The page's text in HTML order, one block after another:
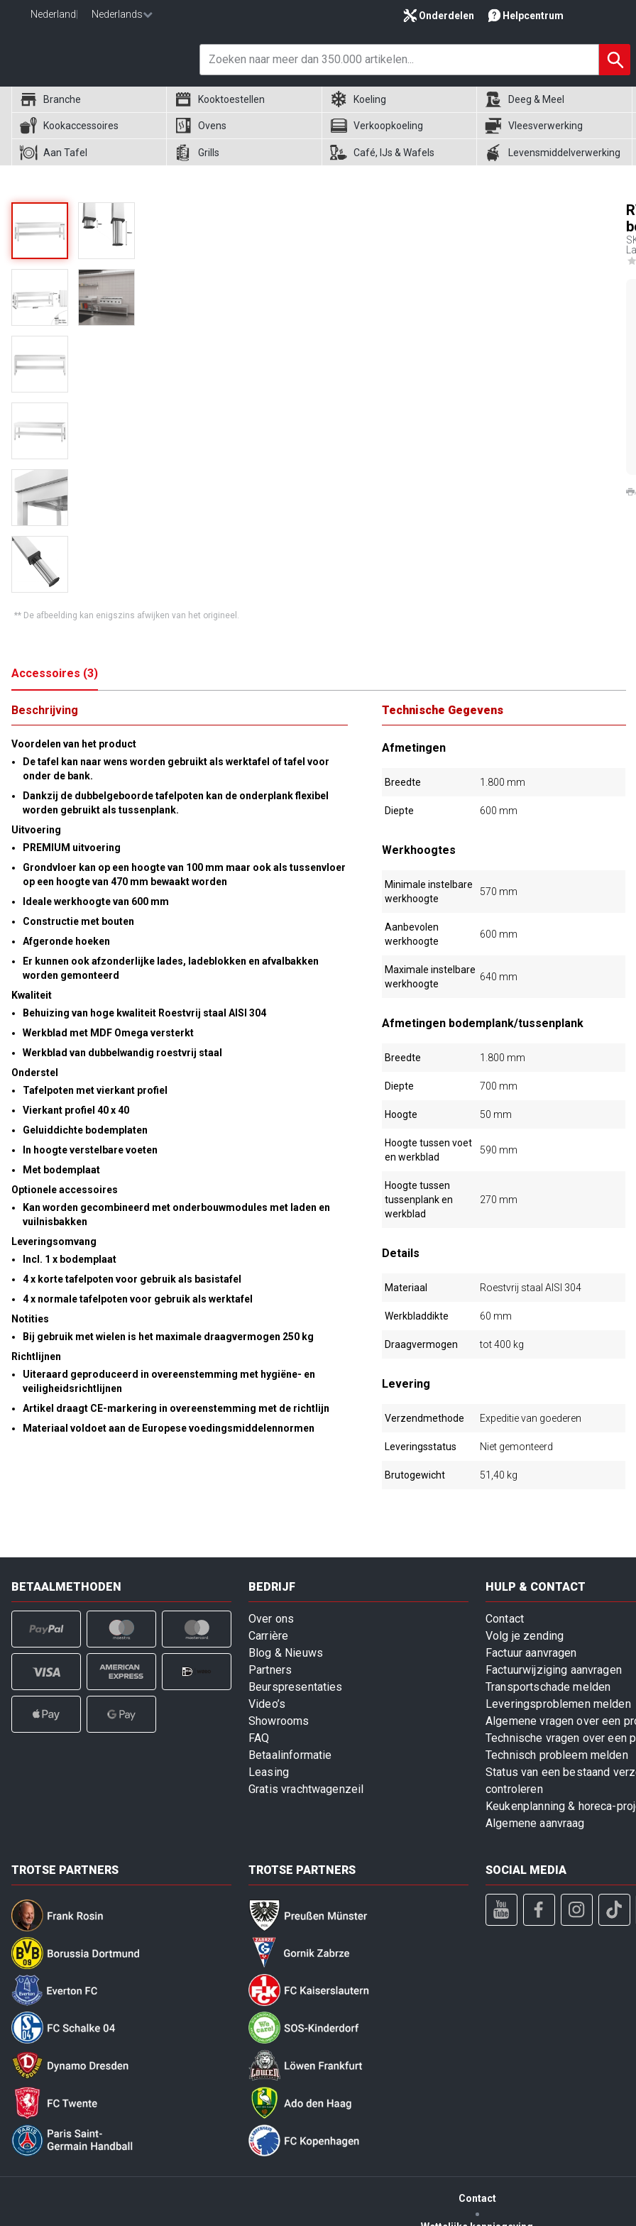
Nederland Nederlands Onderdelen Helpcentrum
Branche Kooktoestellen Koeling Deeg & Meel
Kookaccessoires Ovens Verkoopkoeling Vleesverwerking
Aan Tafel Grills Café, IJs & Wafels Levensmiddelverwerking
** De afbeelding kan enigszins afwijken van het origineel.
Accessoires (3)
Beschrijving
Voordelen van het product
De tafel kan naar wens worden gebruikt als werktafel of tafel voor
onder de bank.
Dankzij de dubbelgeboorde tafelpoten kan de onderplank flexibel
worden gebruikt als tussenplank.
Uitvoering
PREMIUM uitvoering
Grondvloer kan op een hoogte van 100 mm maar ook als tussenvloer
op een hoogte van 470 mm bewaakt worden
Ideale werkhoogte van 600 mm
Constructie met bouten
Afgeronde hoeken
Er kunnen ook afzonderlijke lades, ladeblokken en afvalbakken
worden gemonteerd
Kwaliteit
Behuizing van hoge kwaliteit Roestvrij staal AISI 304
Werkblad met MDF Omega versterkt
Werkblad van dubbelwandig roestvrij staal
Onderstel
Tafelpoten met vierkant profiel
Vierkant profiel 40 x 40
Geluiddichte bodemplaten
In hoogte verstelbare voeten
Met bodemplaat
Optionele accessoires
Kan worden gecombineerd met onderbouwmodules met laden en
vuilnisbakken
Leveringsomvang
Incl. 1 x bodemplaat
4 x korte tafelpoten voor gebruik als basistafel
4 x normale tafelpoten voor gebruik als werktafel
Notities
Bij gebruik met wielen is het maximale draagvermogen 250 kg
Richtlijnen
Uiteraard geproduceerd in overeenstemming met hygiëne- en
veiligheidsrichtlijnen
Artikel draagt CE-markering in overeenstemming met de richtlijn
Materiaal voldoet aan de Europese voedingsmiddelennormen
Technische Gegevens
Afmetingen
Breedte 1.800 mm
Diepte 600 mm
Werkhoogtes
Minimale instelbare
werkhoogte
570 mm
Aanbevolen
werkhoogte
600 mm
Maximale instelbare
werkhoogte
640 mm
Afmetingen bodemplank/tussenplank
Breedte 1.800 mm
Diepte 700 mm
Hoogte 50 mm
Hoogte tussen voet
en werkblad
590 mm
Hoogte tussen
tussenplank en
werkblad
270 mm
Details
Materiaal Roestvrij staal AISI 304
Werkbladdikte 60 mm
Draagvermogen tot 400 kg
Levering
Verzendmethode Expeditie van goederen
Leveringsstatus Niet gemonteerd
Brutogewicht 51,40 kg
BETAALMETHODEN BEDRIJF
Over ons
Carrière
Blog & Nieuws
Partners
Beurspresentaties
Video’s
Showrooms
FAQ
Betaalinformatie
Leasing
Gratis vrachtwagenzeil
HULP & CONTACT
Contact
Volg je zending
Factuur aanvragen
Factuurwijziging aanvragen
Transportschade melden
Leveringsproblemen melden
Algemene vragen over een
Technische vragen over een
Technisch probleem melden
Status van een bestaand
controleren
Keukenplanning & horeca-
Algemene aanvraag
TROTSE PARTNERS TROTSE PARTNERS SOCIAL MEDIA
Contact